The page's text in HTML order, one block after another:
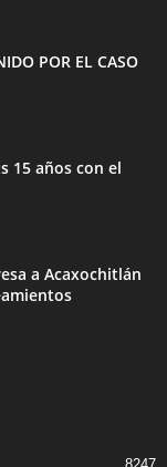
POR EL CASO
15 años con el
a Acaxochitlán